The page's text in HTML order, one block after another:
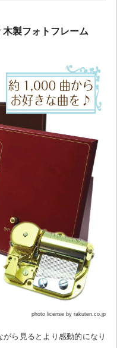
製フォトフレーム
photo license by rakuten.co.jp
ら見るとより感動的になり